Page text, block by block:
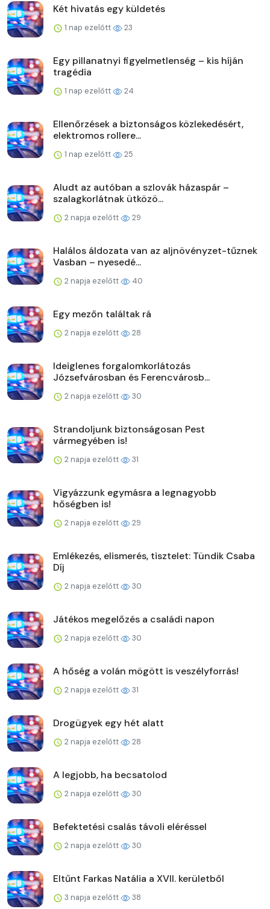
Két hivatás egy küldetés
1 nap ezelőtt 23
Egy pillanatnyi figyelmetlenség – kis híján
tragédia
1 nap ezelőtt 24
Ellenőrzések a biztonságos közlekedésért,
elektromos rollere...
1 nap ezelőtt 25
Aludt az autóban a szlovák házaspár –
szalagkorlátnak ütközö...
2 napja ezelőtt 29
Halálos áldozata van az aljnövényzet-tűznek
Vasban – nyesedé...
2 napja ezelőtt 40
Egy mezőn találtak rá
2 napja ezelőtt 28
Ideiglenes forgalomkorlátozás
Józsefvárosban és Ferencvárosb...
2 napja ezelőtt 30
Strandoljunk biztonságosan Pest
vármegyében is!
2 napja ezelőtt 31
Vigyázzunk egymásra a legnagyobb
hőségben is!
2 napja ezelőtt 29
Emlékezés, elismerés, tisztelet: Tündik Csaba
Díj
2 napja ezelőtt 30
Játékos megelőzés a családi napon
2 napja ezelőtt 30
A hőség a volán mögött is veszélyforrás!
2 napja ezelőtt 31
Drogügyek egy hét alatt
2 napja ezelőtt 28
A legjobb, ha becsatolod
2 napja ezelőtt 30
Befektetési csalás távoli eléréssel
2 napja ezelőtt 30
Eltűnt Farkas Natália a XVII. kerületből
3 napja ezelőtt 38